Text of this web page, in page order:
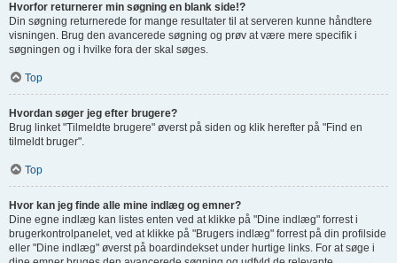
Hvorfor returnerer min søgning en blank side!?
Din søgning returnerede for mange resultater til at serveren kunne håndtere
visningen. Brug den avancerede søgning og prøv at være mere specifik i
søgningen og i hvilke fora der skal søges.
Top
Hvordan søger jeg efter brugere?
Brug linket "Tilmeldte brugere" øverst på siden og klik herefter på "Find en
tilmeldt bruger".
Top
Hvor kan jeg finde alle mine indlæg og emner?
Dine egne indlæg kan listes enten ved at klikke på "Dine indlæg" forrest i
brugerkontrolpanelet, ved at klikke på "Brugers indlæg" forrest på din profilside
eller "Dine indlæg" øverst på boardindekset under hurtige links. For at søge i